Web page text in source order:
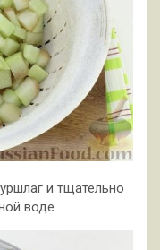
и тщательно
воде.